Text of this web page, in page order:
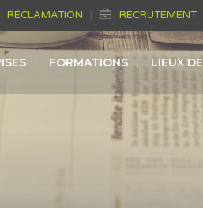
RÉCLAMATION RECRUTEMENT
FORMATIONS LIEUX